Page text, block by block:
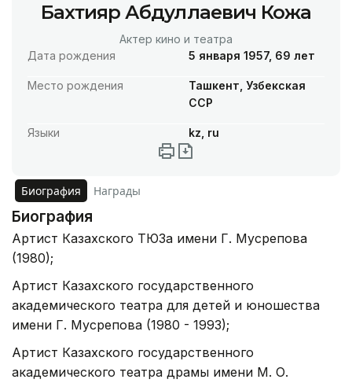
Бахтияр Абдуллаевич Кожа
Актер кино и театра
Дата рождения
5 января 1957, 69 лет
Место рождения
Ташкент, Узбекская
ССР
Языки kz, ru
Биография Награды
Биография
Артист Казахского ТЮЗа имени Г. Мусрепова
(1980);
Артист Казахского государственного
академического театра для детей и юношества
имени Г. Мусрепова (1980 - 1993);
Артист Казахского государственного
академического театра драмы имени М. О.